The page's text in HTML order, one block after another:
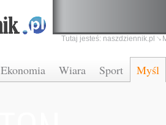
Ekonomia Wiara Sport Myśl
Tutaj jesteś: naszdziennik.pl